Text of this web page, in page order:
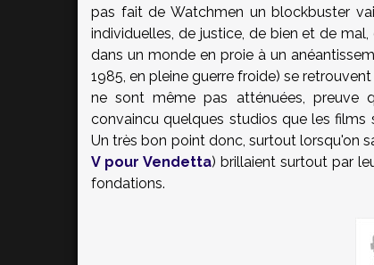
pas fait de Watchmen un blockbuster
individuelles, de justice, de bien et de
dans un monde en proie à un
1985, en pleine guerre froide) se
ne sont même pas atténuées, preuve
convaincu quelques studios que les films
Un très bon point donc, surtout lorsqu'on
V pour Vendetta) brillaient surtout par
fondations.